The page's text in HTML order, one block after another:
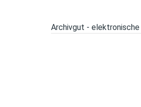
Archivgut -